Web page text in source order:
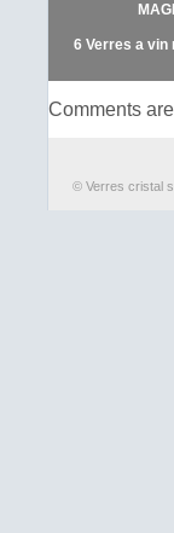
un
vous
6 Verres a vin
Comments
© Verres cristal